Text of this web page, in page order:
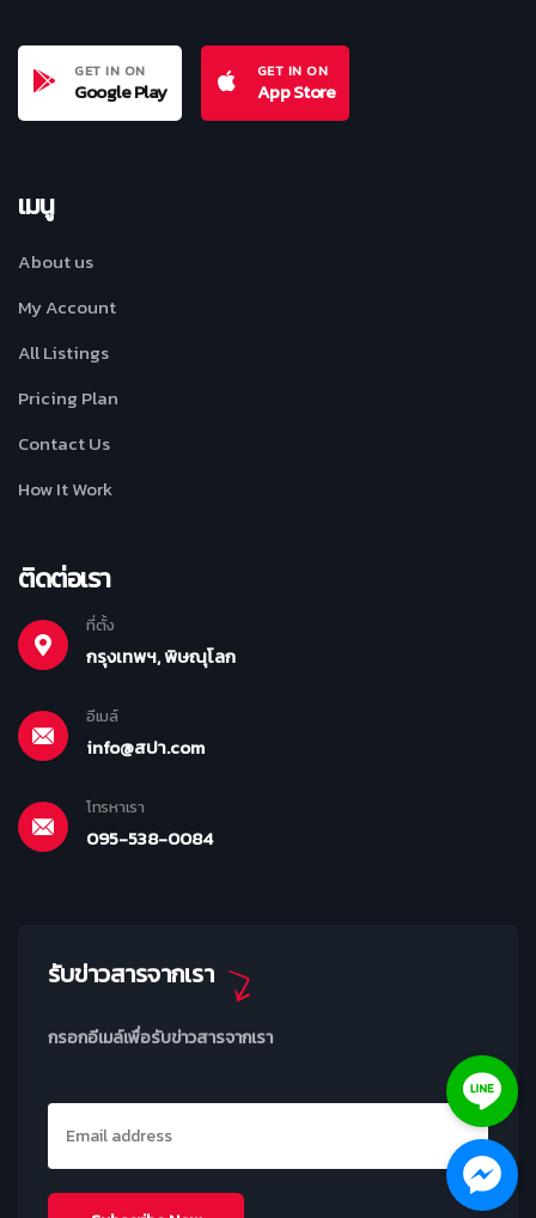
GET IN ON
Google Play
GET IN ON
App Store
เมนู
About us
My Account
All Listings
Pricing Plan
Contact Us
How It Work
ติดต่อเรา
ที่ตั้ง
กรุงเทพฯ, พิษณุโลก
อีเมล์
info@สปา.com
โทรหาเรา
095-538-0084
รับข่าวสารจากเรา
กรอกอีเมล์เพื่อรับข่าวสารจากเรา